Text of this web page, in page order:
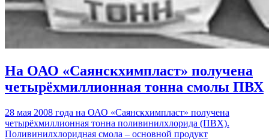
На ОАО «Саянскхимпласт» получена
четырёхмиллионная тонна смолы ПВХ
28 мая 2008 года на ОАО «Саянскхимпласт» получена
четырёхмиллионная тонна поливинилхлорида (ПВХ).
Поливинилхлоридная смола – основной продукт